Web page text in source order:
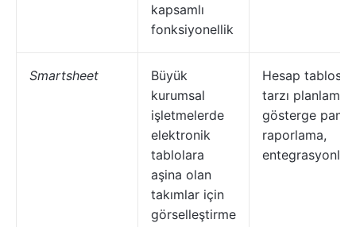
kapsamlı
fonksiyonellik
Smartsheet
Büyük
kurumsal
işletmelerde
elektronik
tablolara
aşina olan
takımlar için
görselleştirme
Hesap tablosu
tarzı planlama,
gösterge paneli
raporlama,
entegrasyonlar